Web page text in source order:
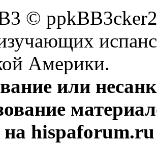
©
Америки.
или
hispaforum.ru